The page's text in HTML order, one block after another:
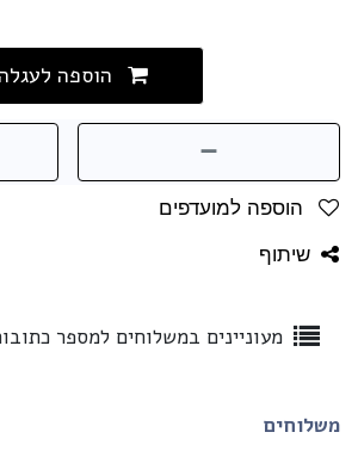
הוספה לעגלה
הוספה למועדפים
שיתוף
מעוניינים במשלוחים למספר כתובות ?